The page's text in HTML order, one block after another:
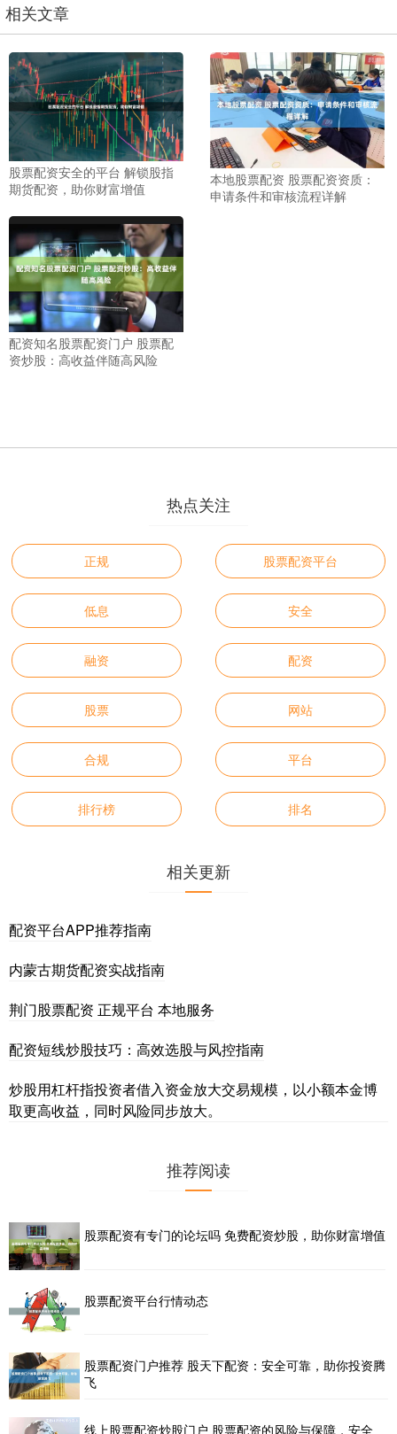
相关文章
股票配资安全的平台 解锁股指
期货配资，助你财富增值
本地股票配资 股票配资资质：
申请条件和审核流程详解
配资知名股票配资门户 股票配
资炒股：高收益伴随高风险
热点关注
正规 股票配资平台
低息 安全
融资 配资
股票 网站
合规 平台
排行榜 排名
相关更新
配资平台APP推荐指南
内蒙古期货配资实战指南
荆门股票配资 正规平台 本地服务
配资短线炒股技巧：高效选股与风控指南
炒股用杠杆指投资者借入资金放大交易规模，以小额本金博
取更高收益，同时风险同步放大。
推荐阅读
股票配资有专门的论坛吗 免费配资炒股，助你财富增值
股票配资平台行情动态
股票配资门户推荐 股天下配资：安全可靠，助你投资腾
飞
线上股票配资炒股门户 股票配资的风险与保障，安全